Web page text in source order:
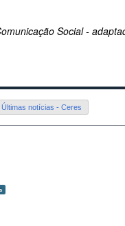
Social -
Últimas notícias - Ceres